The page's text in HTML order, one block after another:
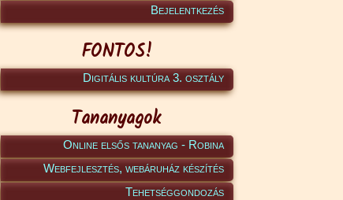
Bejelentkezés
FONTOS!
Digitális kultúra 3. osztály
Tananyagok
Online elsős tananyag - Robina
Webfejlesztés, webáruház készítés
Tehetséggondozás